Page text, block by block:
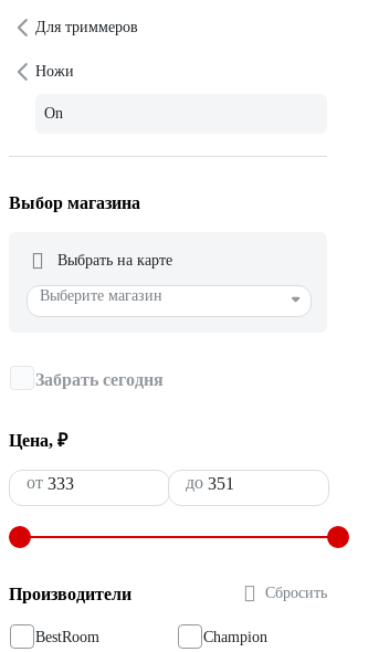
Для триммеров
Ножи
On
Выбор магазина
Выбрать на карте
Выберите магазин
Забрать сегодня
Цена, ₽
от до
Производители
BestRoom Champion
Сбросить